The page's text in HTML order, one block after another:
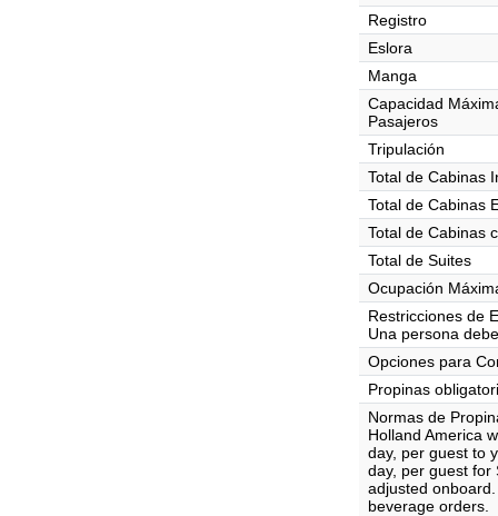
Registro
Eslora
Manga
Capacidad
Pasajeros
Tripulación
Total de Cabinas
Total de Cabinas
Total de Cabinas
Total de Suites
Ocupación
Restricciones de
Una persona
Opciones para
Propinas
Normas de
Holland America
day, per guest to
day, per guest for
adjusted
beverage orders.